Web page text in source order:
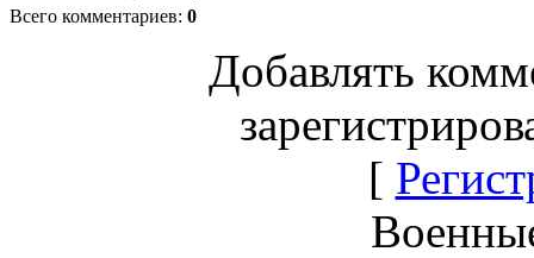
Всего комментариев: 0
Добавлять
[